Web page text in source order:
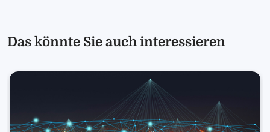
Das könnte Sie auch interessieren